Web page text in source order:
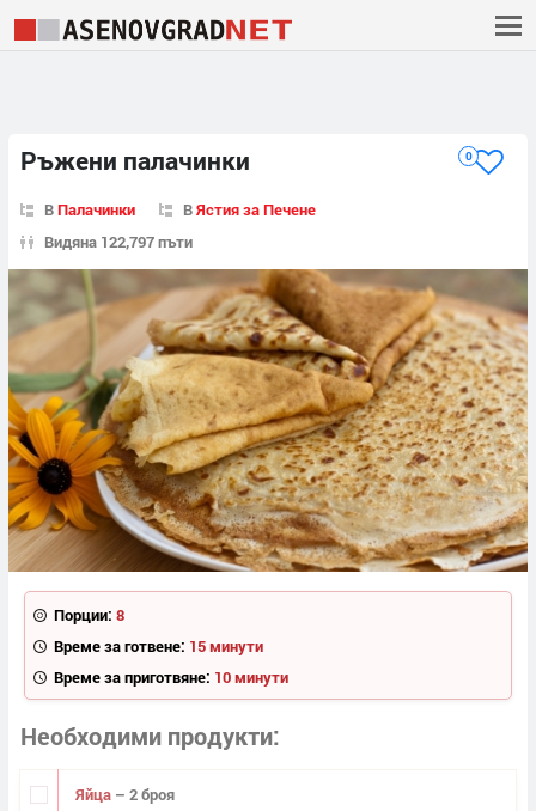
Ръжени палачинки 0
ВПалачинки ВЯстия за Печене
Видяна 122,797 пъти
Порции: 8
Време за готвене: 15 минути
Време за приготвяне: 10 минути
Необходими продукти
Яйца – 2 броя